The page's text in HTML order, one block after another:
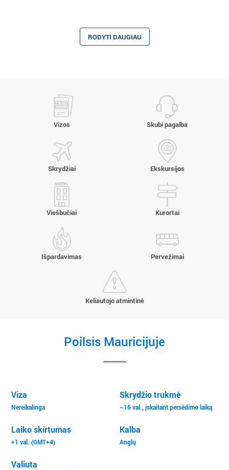
RODYTI DAUGIAU
Vizos Skubi pagalba
Skrydžiai Ekskursijos
Viešbučiai Kurortai
Išpardavimas Pervežimai
Keliautojo atmintinė
Poilsis Mauricijuje
Viza
Nereikalinga
Skrydžio trukmė
~16 val., įskaitant persėdimo laiką
Laiko skirtumas
+1 val. (GMT+4)
Kalba
Anglų
Valiuta